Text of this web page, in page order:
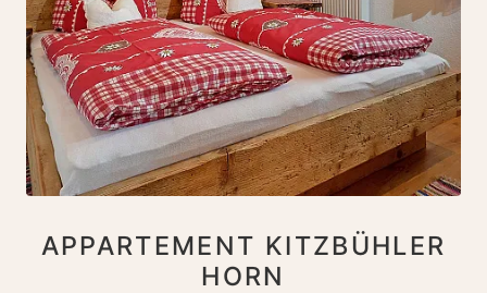
APPARTEMENT KITZBÜHLER
HORN